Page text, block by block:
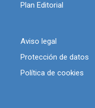
Plan Editorial
Aviso legal
Protección de datos
Política de cookies